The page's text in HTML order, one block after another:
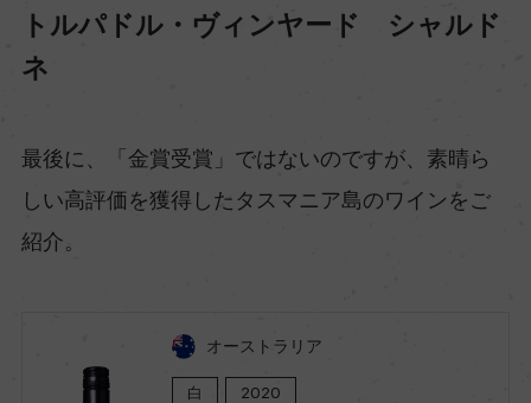
トルパドル・ヴィンヤード シャルド
ネ
最後に、「金賞受賞」ではないのですが、素晴ら
しい高評価を獲得したタスマニア島のワインをご
紹介。
オーストラリア
白 2020